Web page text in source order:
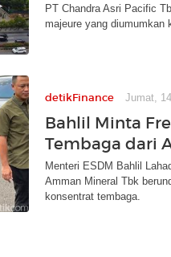
PT Chandra Asri Pacific
majeure yang diumumkan
detikFinance Jumat,
Bahlil Minta
Tembaga dari
Menteri ESDM Bahlil
Amman Mineral Tbk
konsentrat tembaga.